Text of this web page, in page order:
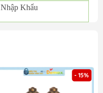
Nhập Khẩu
- 15%